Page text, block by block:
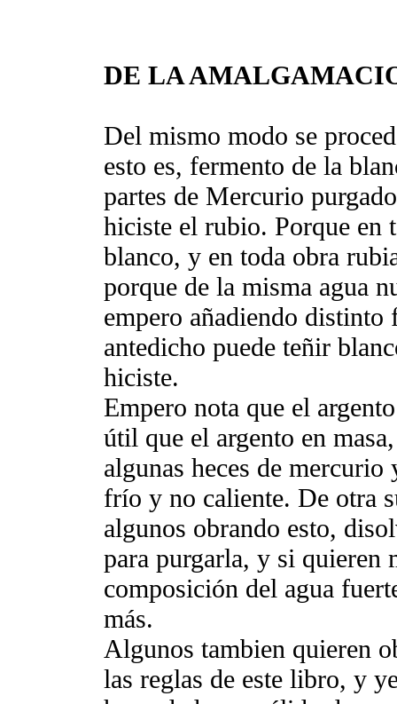
DE LA
Del mismo modo se
esto es, fermento de la
partes de Mercurio
hiciste el rubio. Porque en
blanco, y en toda obra
porque de la misma agua
empero añadiendo
antedicho puede teñir
hiciste.
Empero nota que el
útil que el argento en
algunas heces de
frío y no caliente. De otra
algunos obrando esto,
para purgarla, y si quieren
composición del agua
más.
Algunos tambien quieren
las reglas de este libro, y